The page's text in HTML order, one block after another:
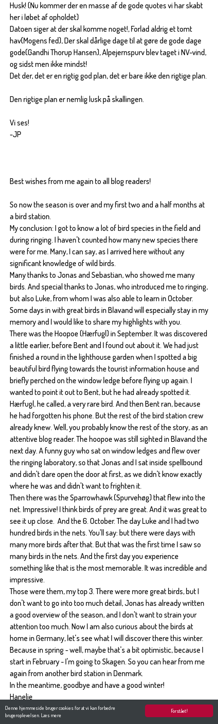
Forstået!
Denne hjemmeside bruger cookies for at vi kan forbedre
brugeroplevelsen. Læs mere
Husk! (Nu kommer der en masse af de gode quotes vi har skabt
her i løbet af opholdet)
Datoen siger at der skal komme noget!, Forlad aldrig et tomt
hav(Mogens fed), Der skal dårlige dage til at gøre de gode dage
gode(Gandhi Thorup Hansen), Alpejernspurv blev taget i NV-vind,
og sidst men ikke mindst!
Det der, det er en rigtig god plan, det er bare ikke den rigtige plan.
Den rigtige plan er nemlig lusk på skallingen.
Vi ses!
-JP
Best wishes from me again to all blog readers!
So now the season is over and my first two and a half months at
a bird station.
My conclusion: I got to know a lot of bird species in the field and
during ringing. I haven't counted how many new species there
were for me. Many, I can say, as I arrived here without any
significant knowledge of wild birds.
Many thanks to Jonas and Sebastian, who showed me many
birds. And special thanks to Jonas, who introduced me to ringing,
but also Luke, from whom I was also able to learn in October.
Some days in with great birds in Blavand will especially stay in my
memory and I would like to share my highlights with you.
There was the Hoopoe (Hærfugl) in September. It was discovered
a little earlier, before Bent and I found out about it. We had just
finished a round in the lighthouse garden when I spotted a big
beautiful bird flying towards the tourist information house and
briefly perched on the window ledge before flying up again. I
wanted to point it out to Bent, but he had already spotted it.
Hærfugl, he called, a very rare bird. And then Bent ran, because
he had forgotten his phone. But the rest of the bird station crew
already knew. Well, you probably know the rest of the story, as an
attentive blog reader. The hoopoe was still sighted in Blavand the
next day. A funny guy who sat on window ledges and flew over
the ringing laboratory, so that Jonas and I sat inside spellbound
and didn't dare open the door at first, as we didn't know exactly
where he was and didn't want to frighten it.
Then there was the Sparrowhawk (Spurvehøg) that flew into the
net. Impressive! I think birds of prey are great. And it was great to
see it up close. And the 6. October. The day Luke and I had two
hundred birds in the nets. You'll say: but there were days with
many more birds after that. But that was the first time I saw so
many birds in the nets. And the first day you experience
something like that is the most memorable. It was incredible and
impressive.
Those were them, my top 3. There were more great birds, but I
don't want to go into too much detail, Jonas has already written
a good overview of the season, and I don't want to strain your
attention too much. Now I am also curious about the birds at
home in Germany, let's see what I will discover there this winter.
Because in spring - well, maybe that's a bit optimistic, because I
start in February - I'm going to Skagen. So you can hear from me
again from another bird station in Denmark.
In the meantime, goodbye and have a good winter!
Hanelie